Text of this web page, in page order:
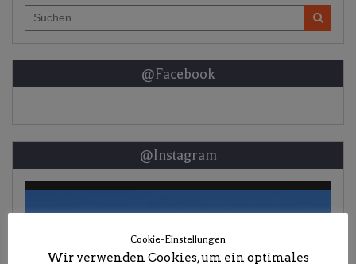
Search
for:
@Facebook
@Instagram
Cookie-Einstellungen
Wir verwenden Cookies, um ein optimales